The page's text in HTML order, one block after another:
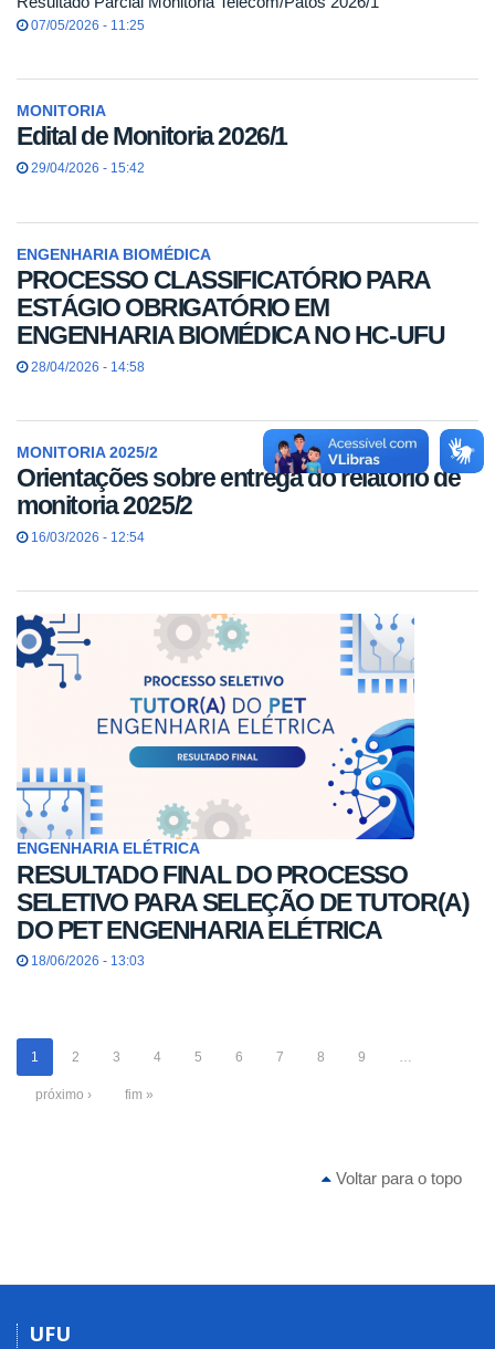
07/05/2026 - 11:25
MONITORIA
Edital de Monitoria 2026/1
29/04/2026 - 15:42
ENGENHARIA BIOMÉDICA
PROCESSO CLASSIFICATÓRIO PARA
ESTÁGIO OBRIGATÓRIO EM
ENGENHARIA BIOMÉDICA NO HC-UFU
28/04/2026 - 14:58
MONITORIA 2025/2
Orientações sobre entrega do relatório de
monitoria 2025/2
16/03/2026 - 12:54
ENGENHARIA ELÉTRICA
RESULTADO FINAL DO PROCESSO
SELETIVO PARA SELEÇÃO DE TUTOR(A)
DO PET ENGENHARIA ELÉTRICA
18/06/2026 - 13:03
1 2 3 4 5 6 7 8 9 …
próximo › fim »
Voltar para o topo
UFU